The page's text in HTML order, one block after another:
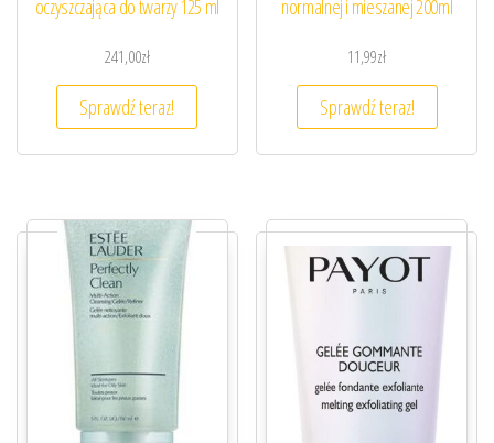
oczyszczająca do twarzy 125 ml
241,00zł
Sprawdź teraz!
normalnej i mieszanej 200ml
11,99zł
Sprawdź teraz!